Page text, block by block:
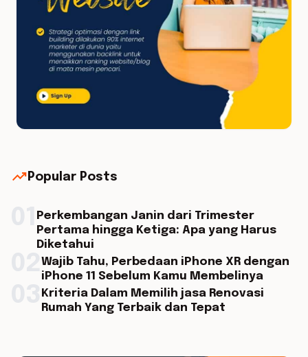
trending_up Popular Posts
Perkembangan Janin dari Trimester
Pertama hingga Ketiga: Apa yang Harus
Diketahui
Wajib Tahu, Perbedaan iPhone XR dengan
iPhone 11 Sebelum Kamu Membelinya
Kriteria Dalam Memilih jasa Renovasi
Rumah Yang Terbaik dan Tepat